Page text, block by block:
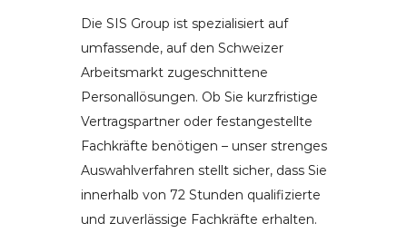
Die SIS Group ist spezialisiert auf
umfassende, auf den Schweizer
Arbeitsmarkt zugeschnittene
Personallösungen. Ob Sie kurzfristige
Vertragspartner oder festangestellte
Fachkräfte benötigen – unser strenges
Auswahlverfahren stellt sicher, dass Sie
innerhalb von 72 Stunden qualifizierte
und zuverlässige Fachkräfte erhalten.